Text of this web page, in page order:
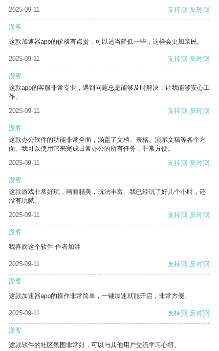
2025-09-11
支持[0] 反对[0]
游客
这款加速器app的价格有点贵，可以适当降低一些，这样会更加亲民。
2025-09-11 支持[0] 反对[0]
游客
这款app的客服非常专业，遇到问题总是能够及时解决，让我能够安心工
作。
2025-09-11
支持[0] 反对[0]
游客
这款办公软件的功能非常全面，涵盖了文档、表格、演示文稿等各个方
面。我可以使用它来完成日常办公的所有任务，非常方便。
2025-09-11
支持[0] 反对[0]
游客
这款游戏非常好玩，画面精美，玩法丰富。我已经玩了好几个小时，还
没有玩腻。
2025-09-11
支持[0] 反对[0]
游客
我喜欢这个软件 作者加油
2025-09-11 支持[0] 反对[0]
游客
这款加速器app的操作非常简单，一键加速就能开启，非常方便。
2025-09-11 支持[0] 反对[0]
游客
这款软件的社区氛围非常好，可以与其他用户交流学习心得。